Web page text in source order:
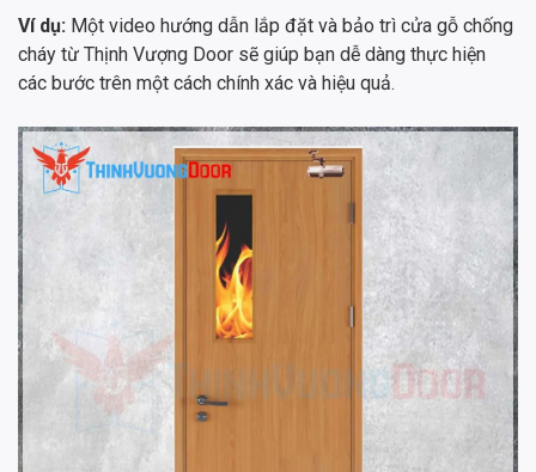
Ví dụ: Một video hướng dẫn lắp đặt và bảo trì cửa gỗ chống
cháy từ Thịnh Vượng Door sẽ giúp bạn dễ dàng thực hiện
các bước trên một cách chính xác và hiệu quả.